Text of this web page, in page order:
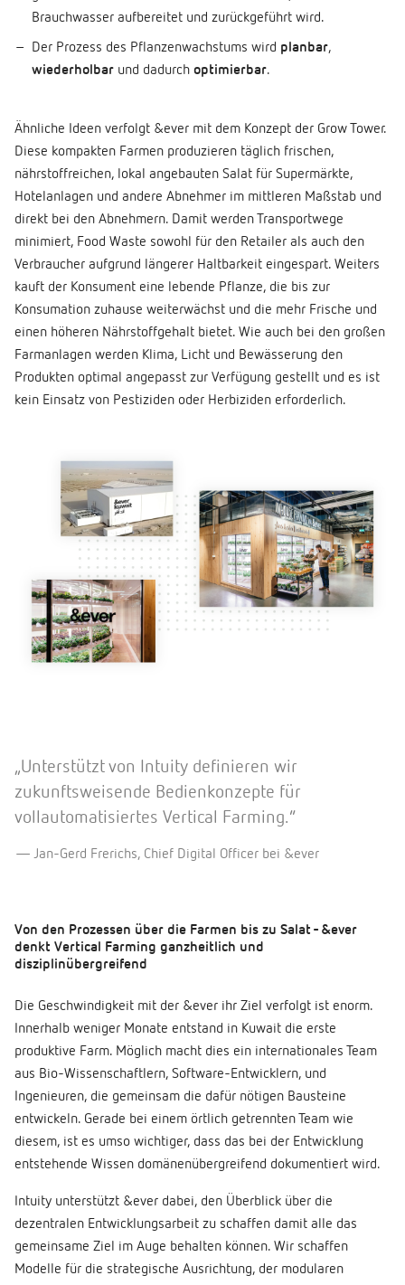
Brauchwasser aufbereitet und zurückgeführt wird.
Der Prozess des Pflanzenwachstums wird planbar,
wiederholbar und dadurchoptimierbar.
Ähnliche Ideen verfolgt &ever mit dem Konzept der Grow Tower.
Diese kompakten Farmen produzieren täglich frischen,
nährstoffreichen, lokal angebauten Salat für Supermärkte,
Hotelanlagen und andere Abnehmer im mittleren Maßstab und
direkt bei den Abnehmern. Damit werden Transportwege
minimiert, Food Waste sowohl für den Retailer als auch den
Verbraucher aufgrund längerer Haltbarkeit eingespart. Weiters
kauft der Konsument eine lebende Pflanze, die bis zur
Konsumation zuhause weiterwächst und die mehr Frische und
einen höheren Nährstoffgehalt bietet. Wie auch bei den großen
Farmanlagen werden Klima, Licht und Bewässerung den
Produkten optimal angepasst zur Verfügung gestellt und es ist
kein Einsatz von Pestiziden oder Herbiziden erforderlich.
„Unterstützt von Intuity definieren wir
zukunftsweisende Bedienkonzepte für
vollautomatisiertes Vertical Farming.”
Jan-Gerd Frerichs, Chief Digital Officer bei &ever
Von den Prozessen über die Farmen bis zu Salat - &ever
denkt Vertical Farming ganzheitlich und
disziplinübergreifend
Die Geschwindigkeit mit der &ever ihr Ziel verfolgt ist enorm.
Innerhalb weniger Monate entstand in Kuwait die erste
produktive Farm. Möglich macht dies ein internationales Team
aus Bio-Wissenschaftlern, Software-Entwicklern, und
Ingenieuren, die gemeinsam die dafür nötigen Bausteine
entwickeln. Gerade bei einem örtlich getrennten Team wie
diesem, ist es umso wichtiger, dass das bei der Entwicklung
entstehende Wissen domänenübergreifend dokumentiert wird.
Intuity unterstützt &ever dabei, den Überblick über die
dezentralen Entwicklungsarbeit zu schaffen damit alle das
gemeinsame Ziel im Auge behalten können. Wir schaffen
Modelle für die strategische Ausrichtung, der modularen